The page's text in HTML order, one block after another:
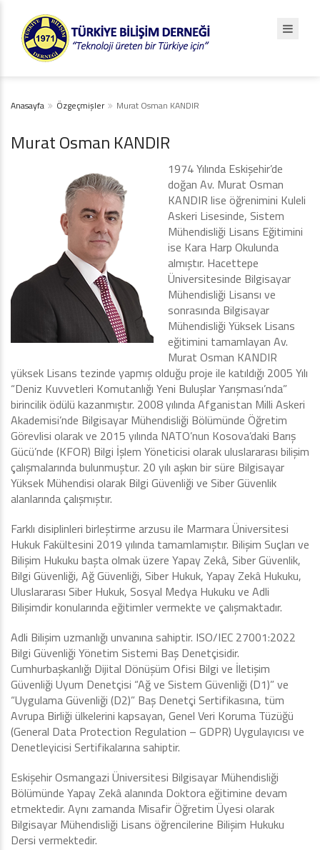
Anasayfa Özgeçmişler Murat Osman KANDIR
Murat Osman KANDIR
1974 Yılında Eskişehir’de
doğan Av. Murat Osman
KANDIR lise öğrenimini Kuleli
Askeri Lisesinde, Sistem
Mühendisliği Lisans Eğitimini
ise Kara Harp Okulunda
almıştır. Hacettepe
Üniversitesinde Bilgisayar
Mühendisliği Lisansı ve
sonrasında Bilgisayar
Mühendisliği Yüksek Lisans
eğitimini tamamlayan Av.
Murat Osman KANDIR
yüksek Lisans tezinde yapmış olduğu proje ile katıldığı 2005 Yılı
“Deniz Kuvvetleri Komutanlığı Yeni Buluşlar Yarışması’nda”
birincilik ödülü kazanmıştır. 2008 yılında Afganistan Milli Askeri
Akademisi’nde Bilgisayar Mühendisliği Bölümünde Öğretim
Görevlisi olarak ve 2015 yılında NATO’nun Kosova’daki Barış
Gücü’nde (KFOR) Bilgi İşlem Yöneticisi olarak uluslararası bilişim
çalışmalarında bulunmuştur. 20 yılı aşkın bir süre Bilgisayar
Yüksek Mühendisi olarak Bilgi Güvenliği ve Siber Güvenlik
alanlarında çalışmıştır.
Farklı disiplinleri birleştirme arzusu ile Marmara Üniversitesi
Hukuk Fakültesini 2019 yılında tamamlamıştır. Bilişim Suçları ve
Bilişim Hukuku başta olmak üzere Yapay Zekâ, Siber Güvenlik,
Bilgi Güvenliği, Ağ Güvenliği, Siber Hukuk, Yapay Zekâ Hukuku,
Uluslararası Siber Hukuk, Sosyal Medya Hukuku ve Adli
Bilişimdir konularında eğitimler vermekte ve çalışmaktadır.
Adli Bilişim uzmanlığı unvanına sahiptir. ISO/IEC 27001:2022
Bilgi Güvenliği Yönetim Sistemi Baş Denetçisidir.
Cumhurbaşkanlığı Dijital Dönüşüm Ofisi Bilgi ve İletişim
Güvenliği Uyum Denetçisi “Ağ ve Sistem Güvenliği (D1)” ve
“Uygulama Güvenliği (D2)” Baş Denetçi Sertifikasına, tüm
Avrupa Birliği ülkelerini kapsayan, Genel Veri Koruma Tüzüğü
(General Data Protection Regulation – GDPR) Uygulayıcısı ve
Denetleyicisi Sertifikalarına sahiptir.
Eskişehir Osmangazi Üniversitesi Bilgisayar Mühendisliği
Bölümünde Yapay Zekâ alanında Doktora eğitimine devam
etmektedir. Aynı zamanda Misafir Öğretim Üyesi olarak
Bilgisayar Mühendisliği Lisans öğrencilerine Bilişim Hukuku
Dersi vermektedir.